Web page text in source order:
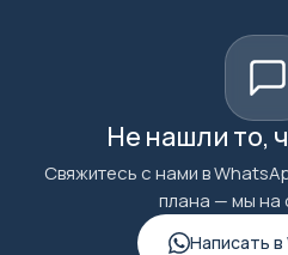
Не нашли то,
Свяжитесь с нами в
плана — мы на
Написать в